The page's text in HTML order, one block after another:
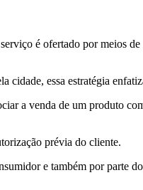
é ofertado por meios
cidade, essa estratégia
a venda de um produto
prévia do cliente.
e também por parte